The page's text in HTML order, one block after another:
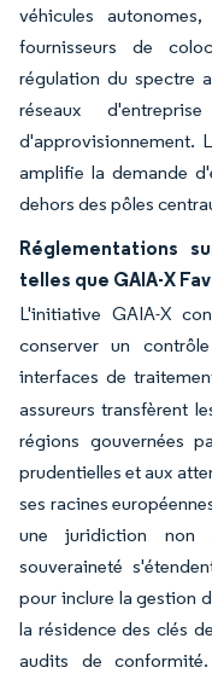
véhicules
fournisseurs de
régulation du spectre
réseaux
d'approvisionnement.
amplifie la demande
dehors des pôles
Réglementations
telles que GAIA-X
L'initiative GAIA-X
conserver un
interfaces de
assureurs transfèrent
régions gouvernées
prudentielles et aux
ses racines
une juridiction non
souveraineté
pour inclure la gestion
la résidence des clés
audits de